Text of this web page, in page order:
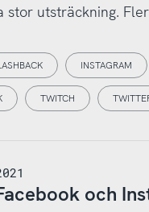
utsträckning.
INSTAGRAM
TWITCH
och